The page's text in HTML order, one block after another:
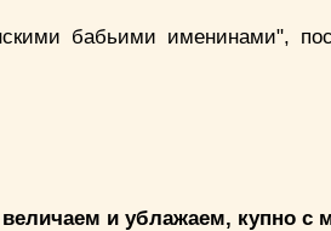
бабьими именинами",
и ублажаем, купно